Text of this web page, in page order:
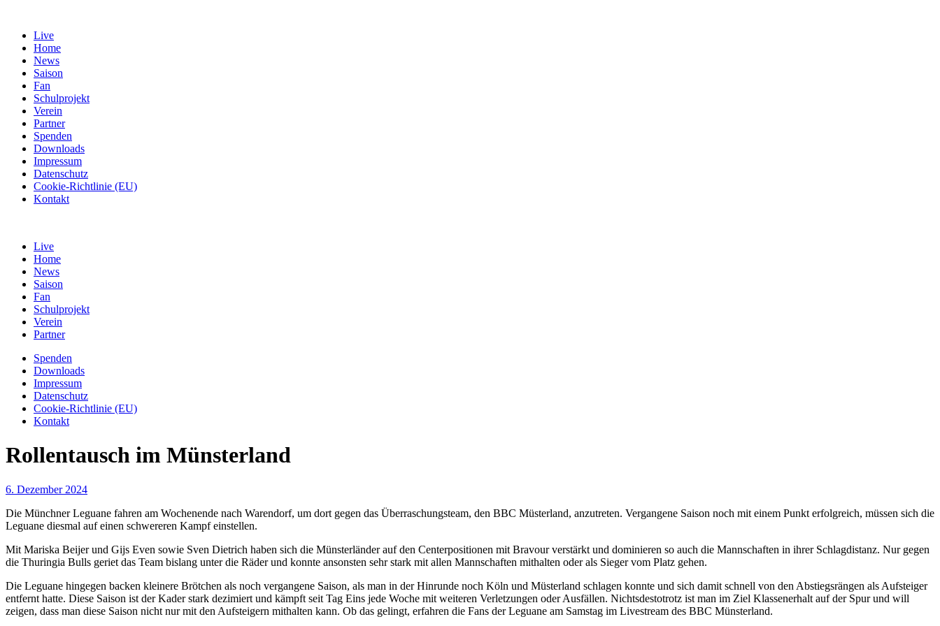
Live
Home
News
Saison
Fan
Schulprojekt
Verein
Partner
Spenden
Downloads
Impressum
Datenschutz
Cookie-Richtlinie (EU)
Kontakt
Live
Home
News
Saison
Fan
Schulprojekt
Verein
Partner
Spenden
Downloads
Impressum
Datenschutz
Cookie-Richtlinie (EU)
Kontakt
Rollentausch im Münsterland
6. Dezember 2024
Die Münchner Leguane fahren am Wochenende nach Warendorf, um dort gegen das Überraschungsteam, den BBC Müsterland, anzutreten. Vergangene Saison noch mit einem Punkt erfolgreich, müssen sich die
Leguane diesmal auf einen schwereren Kampf einstellen.
Mit Mariska Beijer und Gijs Even sowie Sven Dietrich haben sich die Münsterländer auf den Centerpositionen mit Bravour verstärkt und dominieren so auch die Mannschaften in ihrer Schlagdistanz. Nur gegen
die Thuringia Bulls geriet das Team bislang unter die Räder und konnte ansonsten sehr stark mit allen Mannschaften mithalten oder als Sieger vom Platz gehen.
Die Leguane hingegen backen kleinere Brötchen als noch vergangene Saison, als man in der Hinrunde noch Köln und Müsterland schlagen konnte und sich damit schnell von den Abstiegsrängen als Aufsteiger
entfernt hatte. Diese Saison ist der Kader stark dezimiert und kämpft seit Tag Eins jede Woche mit weiteren Verletzungen oder Ausfällen. Nichtsdestotrotz ist man im Ziel Klassenerhalt auf der Spur und will
zeigen, dass man diese Saison nicht nur mit den Aufsteigern mithalten kann. Ob das gelingt, erfahren die Fans der Leguane am Samstag im Livestream des BBC Münsterland.